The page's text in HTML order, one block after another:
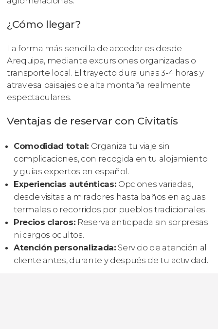
¿Cómo llegar?
La forma más sencilla de acceder es desde
Arequipa, mediante excursiones organizadas o
transporte local. El trayecto dura unas 3-4 horas y
atraviesa paisajes de alta montaña realmente
espectaculares.
Ventajas de reservar con Civitatis
Comodidad total: Organiza tu viaje sin
complicaciones, con recogida en tu alojamiento
y guías expertos en español.
Experiencias auténticas: Opciones variadas,
desde visitas a miradores hasta baños en aguas
termales o recorridos por pueblos tradicionales.
Precios claros: Reserva anticipada sin sorpresas
ni cargos ocultos.
Atención personalizada: Servicio de atención al
cliente antes, durante y después de tu actividad.